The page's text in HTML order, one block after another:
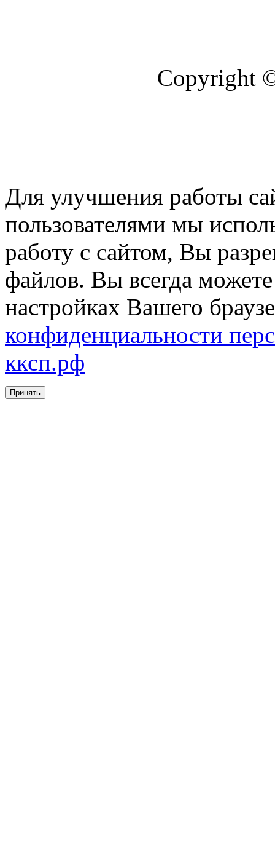
Copyright
Для улучшения работы
пользователями мы
работу с сайтом, Вы
файлов. Вы всегда
настройках Вашего
конфиденциальности
кксп.рф
Принять